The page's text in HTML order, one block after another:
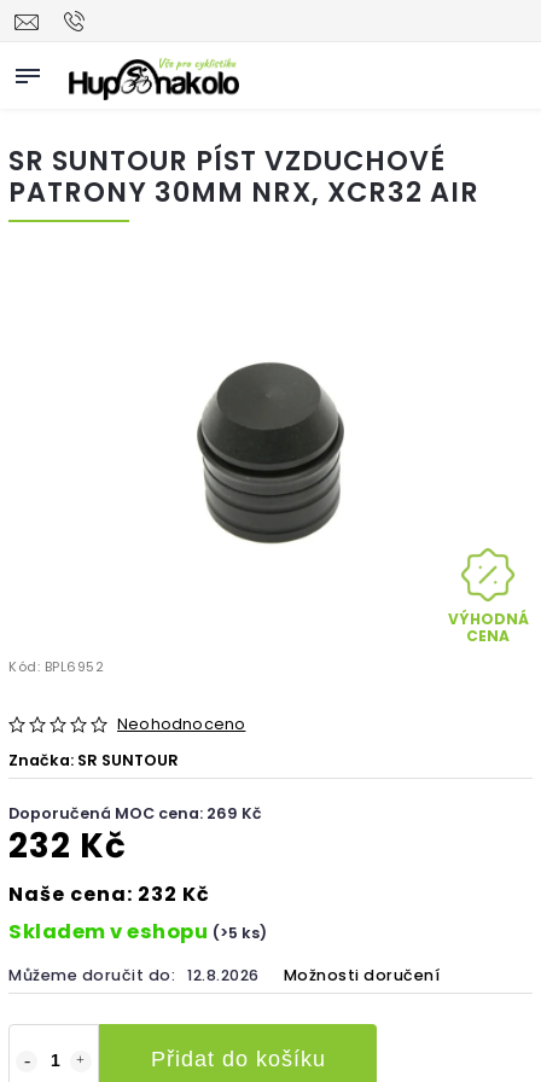
SR SUNTOUR PÍST VZDUCHOVÉ
PATRONY 30MM NRX, XCR32 AIR
VÝHODNÁ
CENA
Kód: BPL6952
Neohodnoceno
Značka: SR SUNTOUR
Doporučená MOC cena: 269 Kč
232 Kč
Naše cena: 232 Kč
Skladem v eshopu (>5 ks)
Můžeme doručit do: 12.8.2026 Možnosti doručení
Přidat do košíku